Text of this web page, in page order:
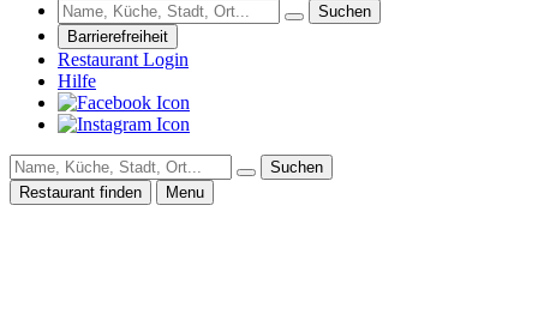
Suchen
Barrierefreiheit
Restaurant Login
Hilfe
Suchen
Restaurant finden
Menu